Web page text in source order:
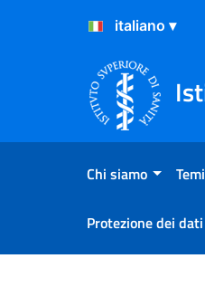
Salta al Contenuto
Salta al Footer
Chi siamo Temi
Protezione dei dati